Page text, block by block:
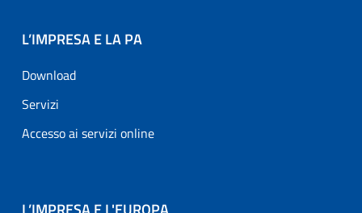
L’IMPRESA E LA PA
Download
Servizi
Accesso ai servizi online